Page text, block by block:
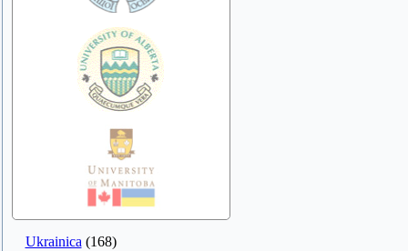
Ukrainica (168)